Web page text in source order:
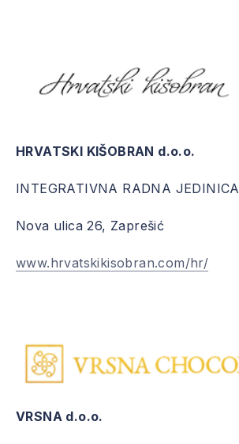
HRVATSKI KIŠOBRAN d.o.o.
INTEGRATIVNA RADNA JEDINICA
Nova ulica 26, Zaprešić
www.hrvatskikisobran.com/hr/
VRSNA d.o.o.